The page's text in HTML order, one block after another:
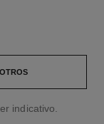
indicativo.